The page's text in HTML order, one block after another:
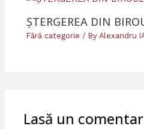
ȘTERGEREA DIN
Fără categorie / ByAlexandru
Lasă un